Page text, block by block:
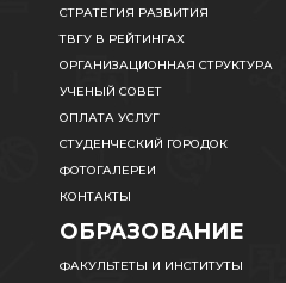
СТРАТЕГИЯ РАЗВИТИЯ
ТВГУ В РЕЙТИНГАХ
ОРГАНИЗАЦИОННАЯ СТРУКТУРА
УЧЕНЫЙ СОВЕТ
ОПЛАТА УСЛУГ
СТУДЕНЧЕСКИЙ ГОРОДОК
ФОТОГАЛЕРЕИ
КОНТАКТЫ
ОБРАЗОВАНИЕ
ФАКУЛЬТЕТЫ И ИНСТИТУТЫ